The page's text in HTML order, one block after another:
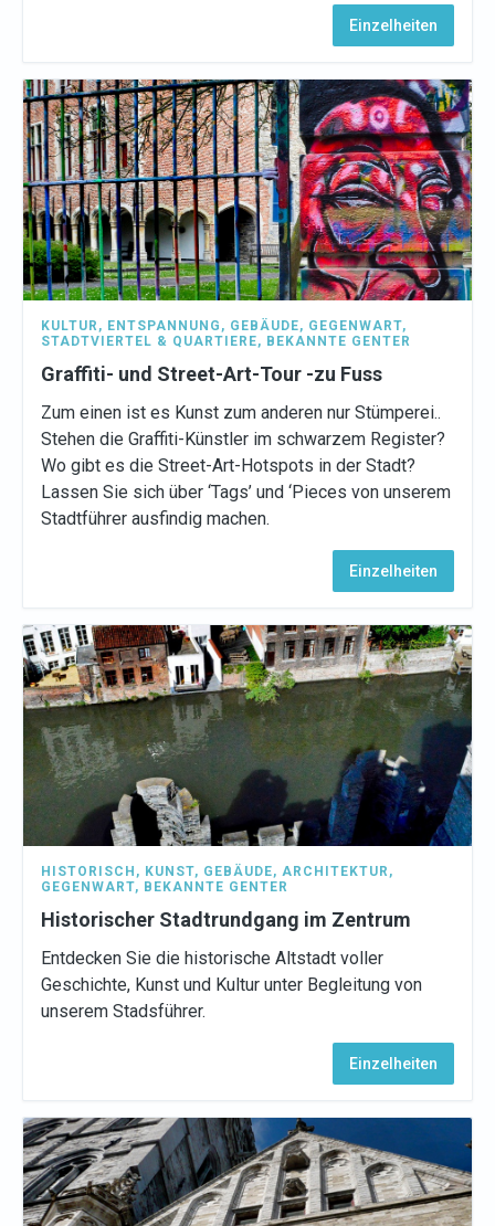
Einzelheiten
KULTUR , ENTSPANNUNG , GEBÄUDE, GEGENWART,
STADTVIERTEL & QUARTIERE, BEKANNTE GENTER
Graffiti- und Street-Art-Tour -zu Fuss
Zum einen ist es Kunst zum anderen nur Stümperei..
Stehen die Graffiti-Künstler im schwarzem Register?
Wo gibt es die Street-Art-Hotspots in der Stadt?
Lassen Sie sich über ‘Tags’ und ‘Pieces von unserem
Stadtführer ausfindig machen.
Einzelheiten
HISTORISCH , KUNST, GEBÄUDE, ARCHITEKTUR ,
GEGENWART, BEKANNTE GENTER
Historischer Stadtrundgang im Zentrum
Entdecken Sie die historische Altstadt voller
Geschichte, Kunst und Kultur unter Begleitung von
unserem Stadsführer.
Einzelheiten